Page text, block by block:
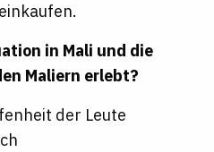
in Mali und die
Maliern erlebt?
der Leute